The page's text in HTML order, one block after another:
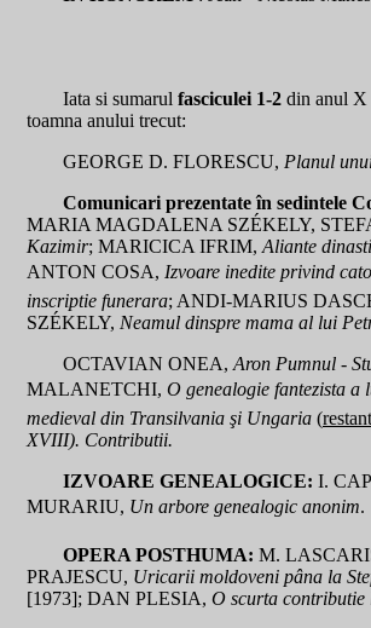
Iata si sumarul fasciculei 1-2 din anul X
toamna anului trecut:
GEORGE D. FLORESCU, Planul
Comunicari prezentate în sedintele
MARIA MAGDALENA SZÉKELY,
Kazimir; MARICICA IFRIM, Aliante
ANTON COSA, Izvoare inedite privind
inscriptie funerara; ANDI-MARIUS
SZÉKELY, Neamul dinspre mama al lui
OCTAVIAN ONEA, Aron Pumnul -
MALANETCHI, O genealogie fantezista a
medieval din Transilvania şi Ungaria (
XVIII). Contributii.
IZVOARE GENEALOGICE: I.
MURARIU, Un arbore genealogic anonim.
OPERA POSTHUMA: M.
PRAJESCU, Uricarii moldoveni pâna la
[1973]; DAN PLESIA, O scurta